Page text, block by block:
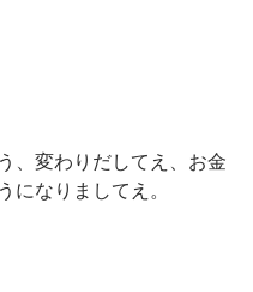
、変わりだしてえ、お金
になりましてえ。